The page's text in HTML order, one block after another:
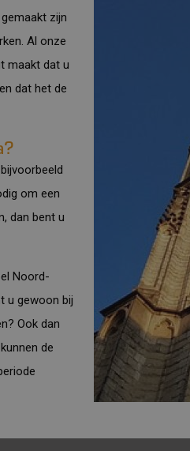
zijn
Al onze
maakt dat u
dat het de
om een
dan bent u
Noord-
u gewoon bij
Ook dan
de